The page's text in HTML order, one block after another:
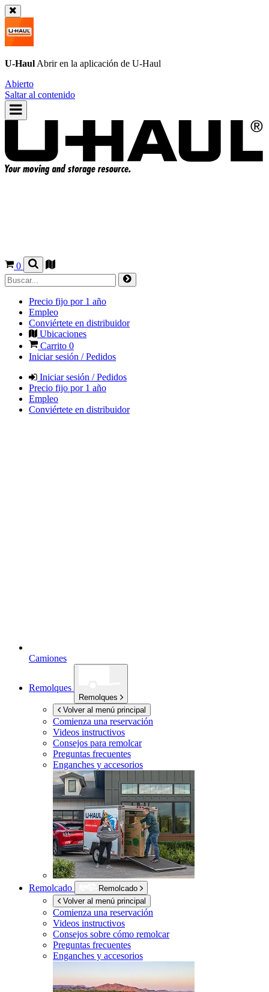
U-Haul Abrir en la aplicación de U-Haul
Abierto
Saltar al contenido
0
Precio fijo por 1 año
Empleo
Conviértete en distribuidor
Ubicaciones
Carrito 0
Iniciar sesión / Pedidos
Iniciar sesión / Pedidos
Precio fijo por 1 año
Empleo
Conviértete en distribuidor
Camiones
Remolques
Remolques
Volver al menú principal
Comienza una reservación
Videos instructivos
Consejos para remolcar
Preguntas frecuentes
Enganches y accesorios
Remolcado
Remolcado
Volver al menú principal
Comienza una reservación
Videos instructivos
Consejos sobre cómo remolcar
Preguntas frecuentes
Enganches y accesorios